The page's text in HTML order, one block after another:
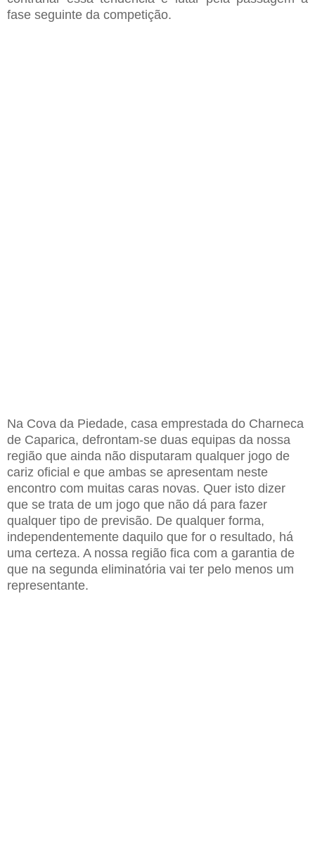
fase seguinte da competição.
Na Cova da Piedade, casa emprestada do Charneca
de Caparica, defrontam-se duas equipas da nossa
região que ainda não disputaram qualquer jogo de
cariz oficial e que ambas se apresentam neste
encontro com muitas caras novas. Quer isto dizer
que se trata de um jogo que não dá para fazer
qualquer tipo de previsão. De qualquer forma,
independentemente daquilo que for o resultado, há
uma certeza. A nossa região fica com a garantia de
que na segunda eliminatória vai ter pelo menos um
representante.